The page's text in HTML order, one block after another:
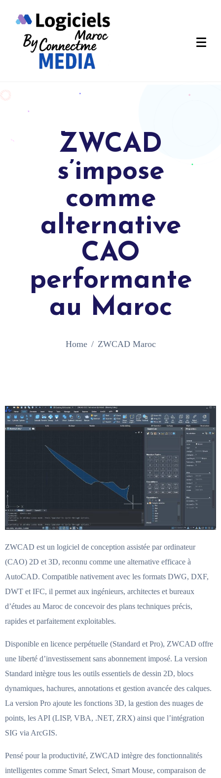
ZWCAD
s’impose
comme
alternative
CAO
performante
au Maroc
Home ZWCAD Maroc
ZWCAD est un logiciel de conception assistée par ordinateur
(CAO) 2D et 3D, reconnu comme une alternative efficace à
AutoCAD. Compatible nativement avec les formats DWG, DXF,
DWT et IFC, il permet aux ingénieurs, architectes et bureaux
d’études au Maroc de concevoir des plans techniques précis,
rapides et parfaitement exploitables.
Disponible en licence perpétuelle (Standard et Pro), ZWCAD offre
une liberté d’investissement sans abonnement imposé. La version
Standard intègre tous les outils essentiels de dessin 2D, blocs
dynamiques, hachures, annotations et gestion avancée des calques.
La version Pro ajoute les fonctions 3D, la gestion des nuages de
points, les API (LISP, VBA, .NET, ZRX) ainsi que l’intégration
SIG via ArcGIS.
Pensé pour la productivité, ZWCAD intègre des fonctionnalités
intelligentes comme Smart Select, Smart Mouse, comparaison de